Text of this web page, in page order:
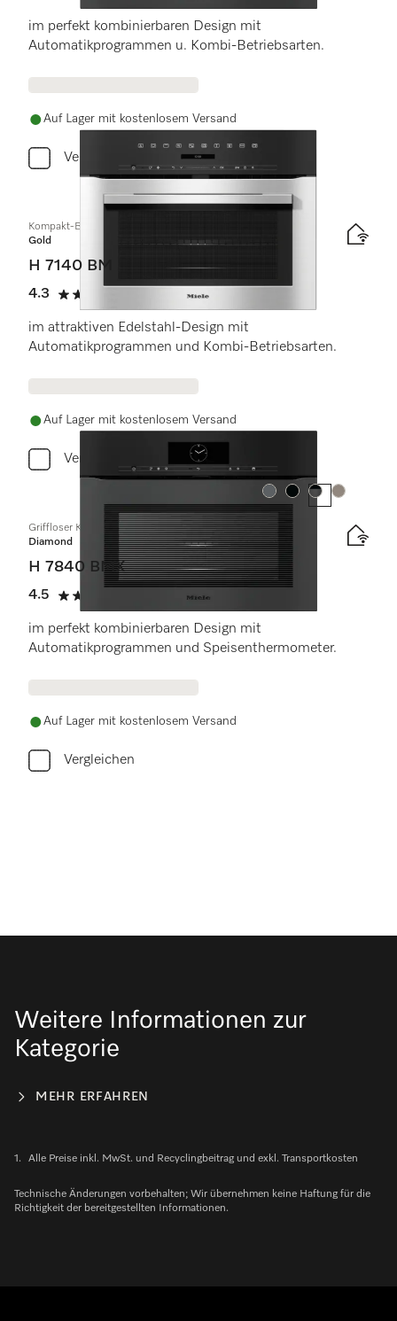
im perfekt kombinierbaren Design mit
Automatikprogrammen u. Kombi-Betriebsarten.
Auf Lager mit kostenlosem Versand
Vergleichen
Kompakt-Backofen mit Mikrowelle
Gold
H 7140 BM
4.3
4.3 Sterne von 5
(4 Bewertungen)
im attraktiven Edelstahl-Design mit
Automatikprogrammen und Kombi-Betriebsarten.
Auf Lager mit kostenlosem Versand
Vergleichen
Farbe:Farbe:Farbe:Farbe:
Griffloser Kompakt-Backofen mit Mikrowelle
Diamond
H 7840 BMX
4.5
4.5 Sterne von 5
(2 Bewertungen)
im perfekt kombinierbaren Design mit
Automatikprogrammen und Speisenthermometer.
Auf Lager mit kostenlosem Versand
Vergleichen
Weitere Informationen zur
Kategorie
MEHR ERFAHREN
1. Alle Preise inkl. MwSt. und Recyclingbeitrag und exkl. Transportkosten
Technische Änderungen vorbehalten; Wir übernehmen keine Haftung für die
Richtigkeit der bereitgestellten Informationen.